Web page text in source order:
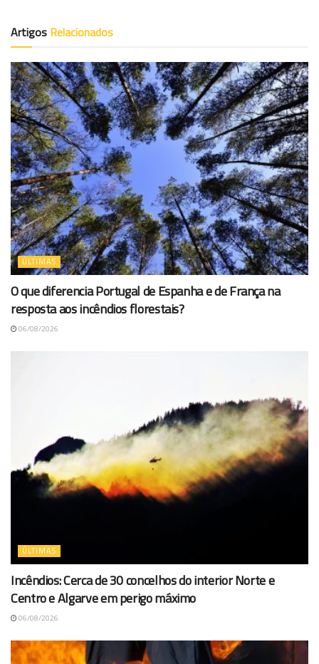
Artigos Relacionados
ÚLTIMAS
O que diferencia Portugal de Espanha e de França na
resposta aos incêndios florestais?
06/08/2026
ÚLTIMAS
Incêndios: Cerca de 30 concelhos do interior Norte e
Centro e Algarve em perigo máximo
06/08/2026